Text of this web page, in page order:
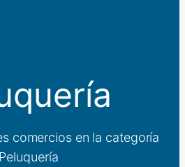
comercios en la categoría
Peluquería